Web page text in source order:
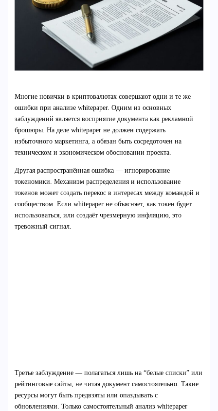
Многие новички в криптовалютах совершают одни и те же
ошибки при анализе whitepaper. Одним из основных
заблуждений является восприятие документа как рекламной
брошюры. На деле whitepaper не должен содержать
избыточного маркетинга, а обязан быть сосредоточен на
техническом и экономическом обосновании проекта.
Другая распространённая ошибка — игнорирование
токеномики. Механизм распределения и использование
токенов может создать перекос в интересах между командой и
сообществом. Если whitepaper не объясняет, как токен будет
использоваться, или создаёт чрезмерную инфляцию, это
тревожный сигнал.
Третье заблуждение — полагаться лишь на “белые списки” или
рейтинговые сайты, не читая документ самостоятельно. Такие
ресурсы могут быть предвзяты или опаздывать с
обновлениями. Только самостоятельный анализ whitepaper